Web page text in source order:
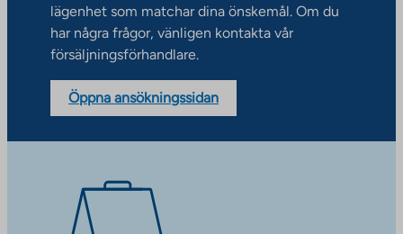
lägenhet som matchar dina önskemål. Om du
har några frågor, vänligen kontakta vår
försäljningsförhandlare.
Öppna ansökningssidan